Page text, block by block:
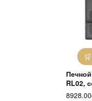
RL02,
8928.00